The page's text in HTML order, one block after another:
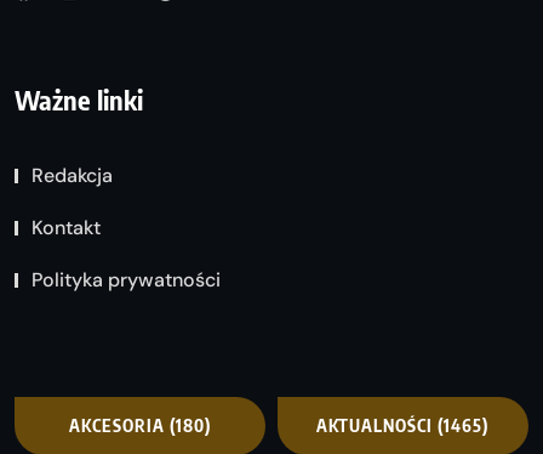
Ważne linki
Redakcja
Kontakt
Polityka prywatności
AKCESORIA (180) AKTUALNOŚCI (1465)